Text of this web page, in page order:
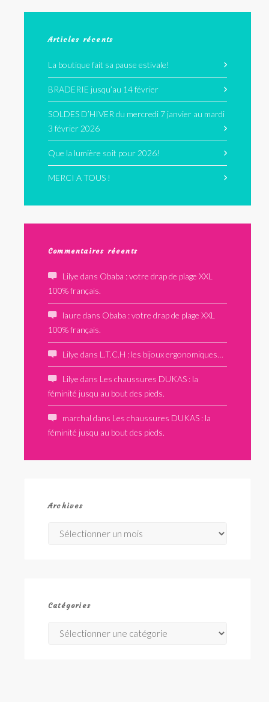
Articles récents
La boutique fait sa pause estivale!
BRADERIE jusqu’au 14 février
SOLDES D’HIVER du mercredi 7 janvier au mardi
3 février 2026
Que la lumière soit pour 2026!
MERCI A TOUS !
Commentaires récents
Lilye dans Obaba : votre drap de plage XXL
100% français.
laure dans Obaba : votre drap de plage XXL
100% français.
Lilye dans L.T.C.H : les bijoux ergonomiques…
Lilye dans Les chaussures DUKAS : la
féminité jusqu au bout des pieds.
marchal dans Les chaussures DUKAS : la
féminité jusqu au bout des pieds.
Archives
Catégories